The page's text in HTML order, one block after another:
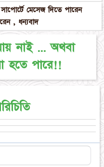
মেসেজ দিতে পারেন
, ধন্যবাদ
নাই ... অথবা
হতে পারে!!